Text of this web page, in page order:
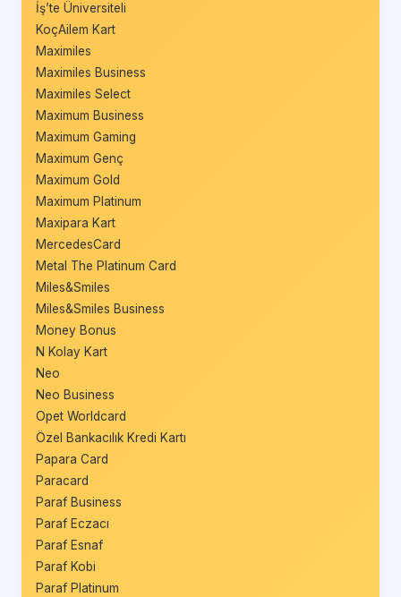
İş’te Üniversiteli
KoçAilem Kart
Maximiles
Maximiles Business
Maximiles Select
Maximum Business
Maximum Gaming
Maximum Genç
Maximum Gold
Maximum Platinum
Maxipara Kart
MercedesCard
Metal The Platinum Card
Miles&Smiles
Miles&Smiles Business
Money Bonus
N Kolay Kart
Neo
Neo Business
Opet Worldcard
Özel Bankacılık Kredi Kartı
Papara Card
Paracard
Paraf Business
Paraf Eczacı
Paraf Esnaf
Paraf Kobi
Paraf Platinum